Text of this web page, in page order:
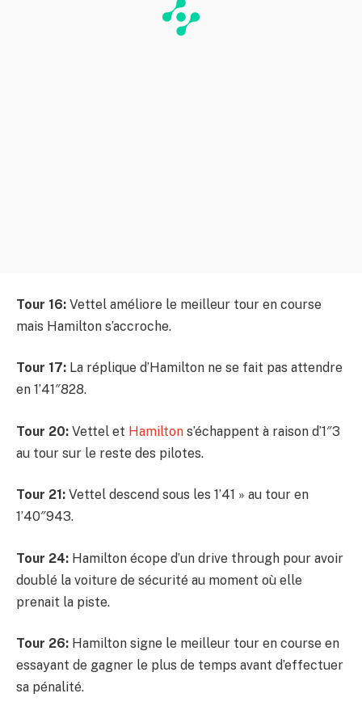
Tour 16: Vettel améliore le meilleur tour en course
mais Hamilton s’accroche.
Tour 17: La réplique d’Hamilton ne se fait pas attendre
en 1’41″828.
Tour 20: Vettel et Hamilton s’échappent à raison d’1″3
au tour sur le reste des pilotes.
Tour 21: Vettel descend sous les 1’41 » au tour en
1’40″943.
Tour 24: Hamilton écope d’un drive through pour avoir
doublé la voiture de sécurité au moment où elle
prenait la piste.
Tour 26: Hamilton signe le meilleur tour en course en
essayant de gagner le plus de temps avant d’effectuer
sa pénalité.